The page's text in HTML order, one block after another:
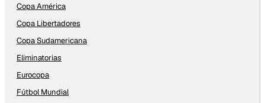
Copa América
Copa Libertadores
Copa Sudamericana
Eliminatorias
Eurocopa
Fútbol Mundial